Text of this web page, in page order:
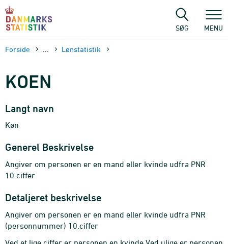
sidens
SØG MENU
Forside Lønstatistik
KOEN
Langt navn
Køn
Generel Beskrivelse
Angiver om personen er en mand eller kvinde udfra PNR
10.ciffer
Detaljeret beskrivelse
Angiver om personen er en mand eller kvinde udfra PNR
(personnummer) 10.ciffer